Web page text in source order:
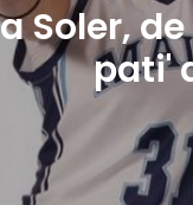
Soler,
pati'